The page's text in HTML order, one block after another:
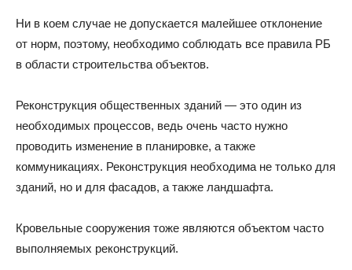
Ни в коем случае не допускается малейшее отклонение
от норм, поэтому, необходимо соблюдать все правила РБ
в области строительства объектов.
Реконструкция общественных зданий — это один из
необходимых процессов, ведь очень часто нужно
проводить изменение в планировке, а также
коммуникациях. Реконструкция необходима не только для
зданий, но и для фасадов, а также ландшафта.
Кровельные сооружения тоже являются объектом часто
выполняемых реконструкций.